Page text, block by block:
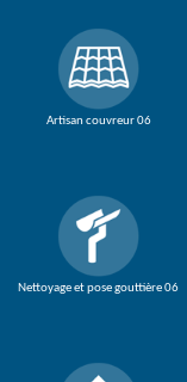
Artisan couvreur 06
Nettoyage et pose gouttière 06